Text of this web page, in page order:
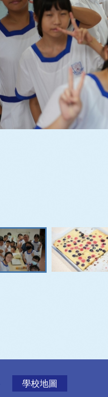
學校地圖